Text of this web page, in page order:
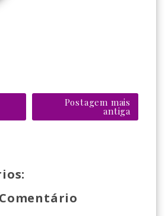
Postagem mais
antiga